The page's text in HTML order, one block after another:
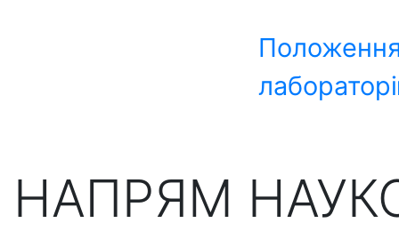
НАПРЯМ